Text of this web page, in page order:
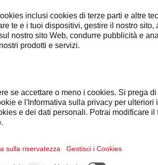
a migliorare il nostro ambiente di
ci si aspetta da tutti noi -
STANDARD DI
Codice di Condotta, vogliamo creare e
noi stessi.